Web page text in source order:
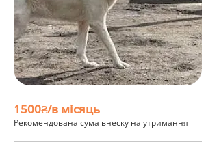
1500₴/в місяць
Рекомендована сума внеску на утримання